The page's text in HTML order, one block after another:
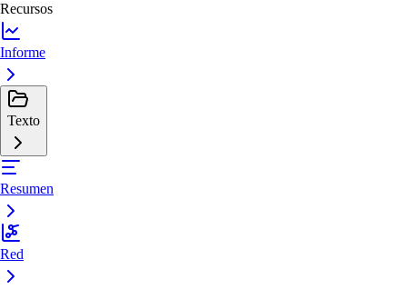
Recursos
Informe
Texto
Resumen
Red